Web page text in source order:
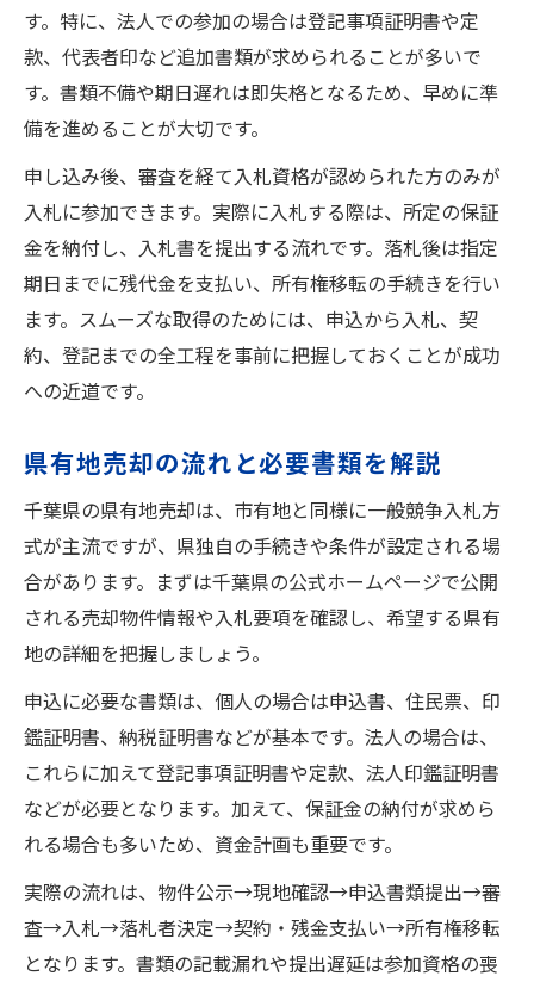
す。特に、法人での参加の場合は登記事項証明書や定
款、代表者印など追加書類が求められることが多いで
す。書類不備や期日遅れは即失格となるため、早めに準
備を進めることが大切です。
申し込み後、審査を経て入札資格が認められた方のみが
入札に参加できます。実際に入札する際は、所定の保証
金を納付し、入札書を提出する流れです。落札後は指定
期日までに残代金を支払い、所有権移転の手続きを行い
ます。スムーズな取得のためには、申込から入札、契
約、登記までの全工程を事前に把握しておくことが成功
への近道です。
県有地売却の流れと必要書類を解説
千葉県の県有地売却は、市有地と同様に一般競争入札方
式が主流ですが、県独自の手続きや条件が設定される場
合があります。まずは千葉県の公式ホームページで公開
される売却物件情報や入札要項を確認し、希望する県有
地の詳細を把握しましょう。
申込に必要な書類は、個人の場合は申込書、住民票、印
鑑証明書、納税証明書などが基本です。法人の場合は、
これらに加えて登記事項証明書や定款、法人印鑑証明書
などが必要となります。加えて、保証金の納付が求めら
れる場合も多いため、資金計画も重要です。
実際の流れは、物件公示→現地確認→申込書類提出→審
査→入札→落札者決定→契約・残金支払い→所有権移転
となります。書類の記載漏れや提出遅延は参加資格の喪